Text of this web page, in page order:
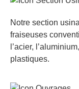
Notre section
fraiseuses
l’acier,
plastiques.